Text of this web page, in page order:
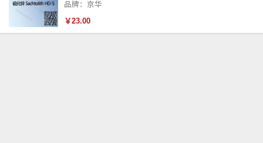
品牌：京华
￥23.00